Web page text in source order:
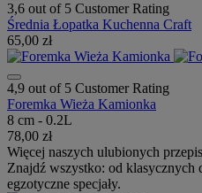
3,6 out of 5 Customer Rating
Średnia Łopatka Kuchenna Craft
65,00 zł
4,9 out of 5 Customer Rating
Foremka Wieża Kamionka
8 cm - 0.2L
78,00 zł
Więcej naszych ulubionych
Znajdź wszystko: od klasycznych
egzotyczne specjały.